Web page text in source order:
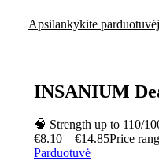
Apsilankykite
INSANIUM
🧠 Strength up to 110/
€8.10 – €14.85Price
Parduotuvė